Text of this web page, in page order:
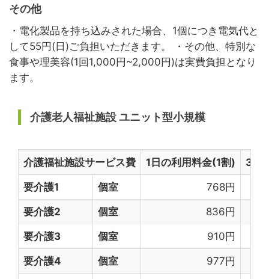
その他
・電化製品を持ち込みされた場合、1個につき電気代と
して55円(日)ご負担いただきます。 ・その他、特別な
食事や理美容(1回1,000円~2,000円)は実費負担となり
ます。
介護老人福祉施設 ユニット型小規模
介護福祉施設サービス費 1日の利用料金(1割) 30
要介護1 個室 768円
要介護2 個室 836円
要介護3 個室 910円
要介護4 個室 977円